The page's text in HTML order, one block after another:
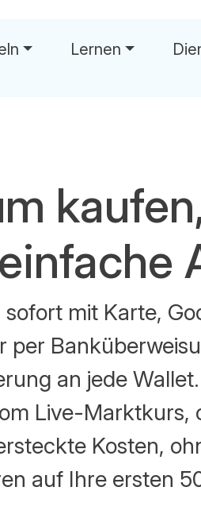
Lernen
mit Karte,
per
an jede Wallet.
Live-Marktkurs,
Kosten,
auf Ihre ersten